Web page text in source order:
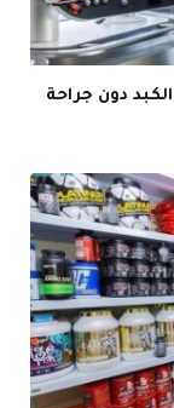
دون جراحة